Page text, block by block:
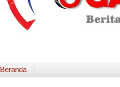
Beranda